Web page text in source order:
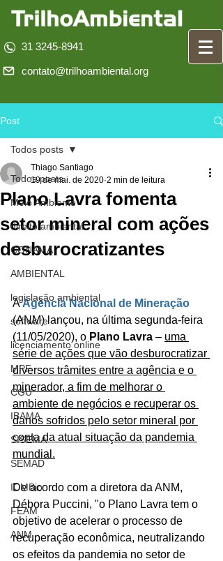
31 3245-8941
contato@trilhoambiental.org
Post
Todos posts
Meio Ambiente
direito ambiental
CONAMA
AMBIENTAL
legislação ambiental
software
licenciamento online
MPF
CGU
IBAMA
SISEMA
SEMAD
ICMBio
FEAM
ANM
Todos posts
Plano Lavra fomenta
setor mineral com ações
desburocratizantes
Thiago Santiago
19 de mai. de 2020 2 min de leitura
AAgência Nacional de Mineração
(ANM) lançou, na última segunda-feira
(11/05/2020), o Plano Lavra – uma
série de ações que vão desburocratizar
diversos trâmites entre a agência e o
minerador, a fim de melhorar o
ambiente de negócios e recuperar os
danos sofridos pelo setor mineral por
conta da atual situação da pandemia
mundial.
De acordo com a diretora da ANM,
Débora Puccini, "o Plano Lavra tem o
objetivo de acelerar o processo de
recuperação econômica, neutralizando
os efeitos da pandemia no setor de